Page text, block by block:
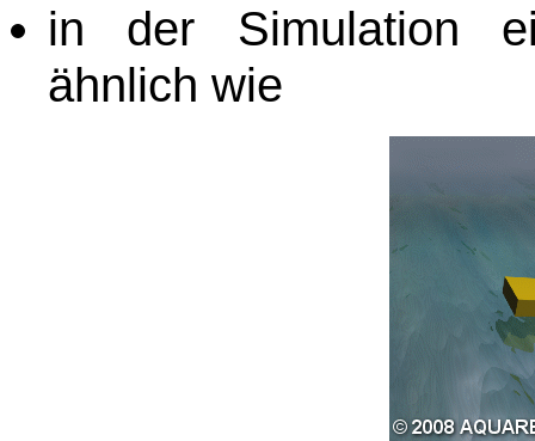
in der Simulation
ähnlich wie